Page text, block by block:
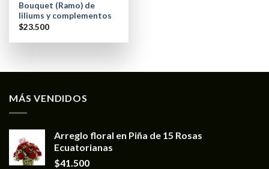
Bouquet (Ramo) de
liliums y complementos
$23.500
MÁS VENDIDOS
Arreglo floral en Piña de 15 Rosas
Ecuatorianas
$41.500